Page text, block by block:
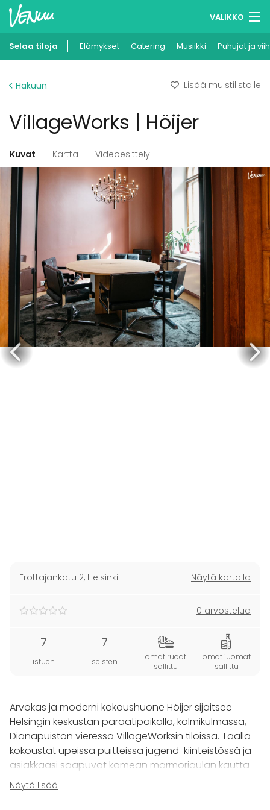
VALIKKO
Muistilistasi
Ilmoita kohteesi
Selaa tiloja Elämykset Catering Musiikki Puhujat ja
Hakuun Lisää muistilistalle
VillageWorks | Höijer
Kuvat Kartta Videoesittely
Erottajankatu 2, Helsinki Näytä kartalla
0 arvostelua
7
istuen
7
seisten
omat ruoat
sallittu
omat juomat
sallittu
Arvokas ja moderni kokoushuone Höijer sijaitsee
Helsingin keskustan paraatipaikalla, kolmikulmassa,
Dianapuiston vieressä VillageWorksin tiloissa. Täällä
kokoustat upeissa puitteissa jugend-kiinteistössä ja
asiakkaasi saapuvat komean marmoriaulan kautta
tapaamisiin. Tila soveltuu 7 hengen kokouksiin ja on
varattavissa aina 30 minuutista eteenpäin.
Näytä lisää